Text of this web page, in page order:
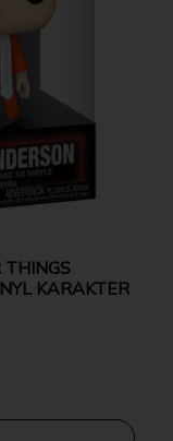
THINGS
KARAKTER